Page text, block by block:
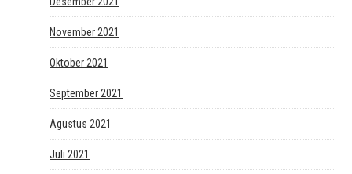
November 2021
Oktober 2021
September 2021
Agustus 2021
Juli 2021